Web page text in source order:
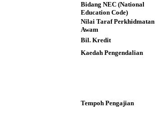
Bidang NEC (National
Education Code)
Nilai Taraf Perkhidmatan
Awam
Bil. Kredit
Kaedah Pengendalian
Tempoh Pengajian